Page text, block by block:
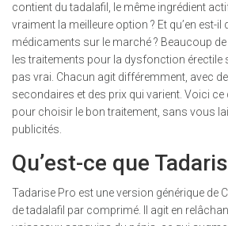
contient du tadalafil, le même ingrédient
vraiment la meilleure option ? Et qu’en est-il
médicaments sur le marché ? Beaucoup
les traitements pour la dysfonction érectile
pas vrai. Chacun agit différemment, avec
secondaires et des prix qui varient. Voici
pour choisir le bon traitement, sans vous
publicités.
Qu’est-ce que
Tadarise Pro est une version générique de
de tadalafil par comprimé. Il agit en